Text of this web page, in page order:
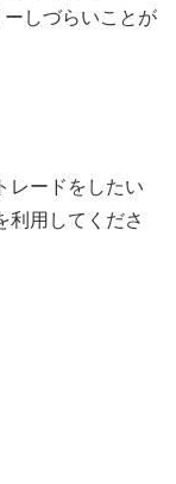
しづらいことが
トレードをしたい
利用してくださ